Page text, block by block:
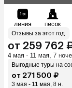
линия песок
Отзывы за этот год
от 259 762
4 мая - 11 мая, 7
Выгодные туры на
от 271 500 ₽
3 мая - 11 мая, 8 н.